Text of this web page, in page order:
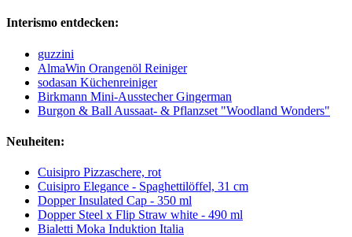
Interismo entdecken:
guzzini
AlmaWin Orangenöl Reiniger
sodasan Küchenreiniger
Birkmann Mini-Ausstecher Gingerman
Burgon & Ball Aussaat- & Pflanzset "Woodland Wonders"
Neuheiten:
Cuisipro Pizzaschere, rot
Cuisipro Elegance - Spaghettilöffel, 31 cm
Dopper Insulated Cap - 350 ml
Dopper Steel x Flip Straw white - 490 ml
Bialetti Moka Induktion Italia